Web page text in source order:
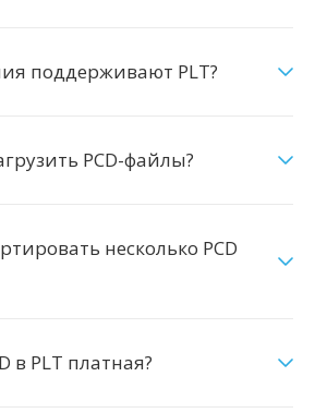
поддерживают PLT?
PCD-файлы?
несколько PCD
в PLT платная?